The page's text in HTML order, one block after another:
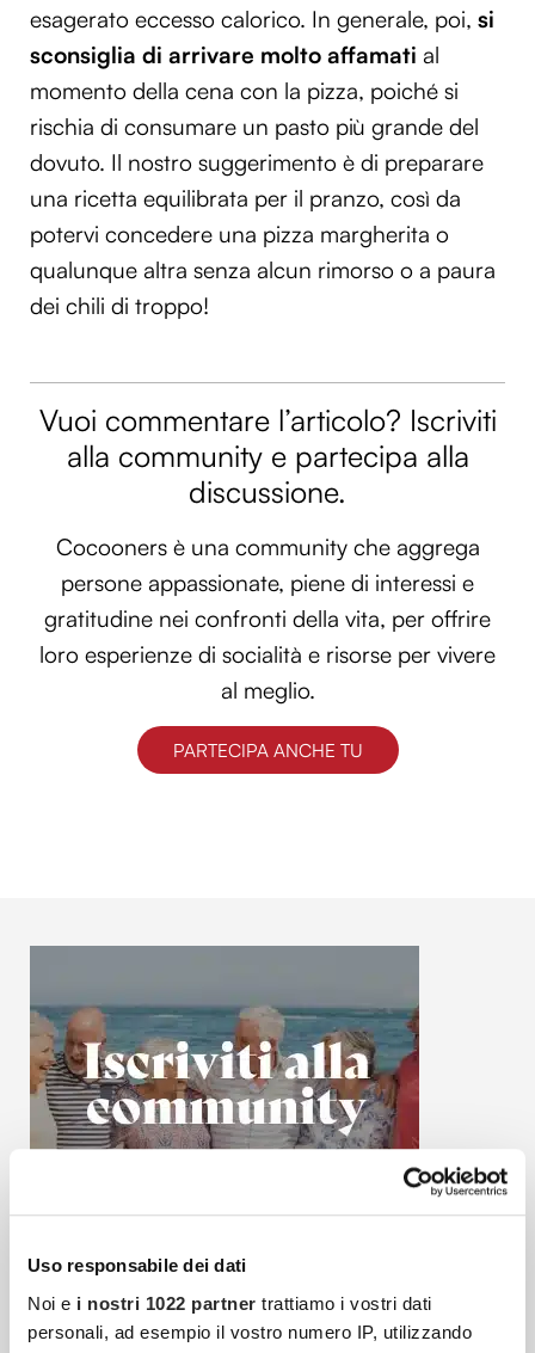
Uso responsabile dei dati
Noi e i nostri 1022 partner trattiamo i vostri dati
personali, ad esempio il vostro numero IP, utilizzando
esagerato eccesso calorico. In generale, poi, si
sconsiglia di arrivare molto affamati al
momento della cena con la pizza, poiché si
rischia di consumare un pasto più grande del
dovuto. Il nostro suggerimento è di preparare
una ricetta equilibrata per il pranzo, così da
potervi concedere una pizza margherita o
qualunque altra senza alcun rimorso o a paura
dei chili di troppo!
Vuoi commentare l’articolo? Iscriviti
alla community e partecipa alla
discussione.
Cocooners è una community che aggrega
persone appassionate, piene di interessi e
gratitudine nei confronti della vita, per offrire
loro esperienze di socialità e risorse per vivere
al meglio.
PARTECIPA ANCHE TU